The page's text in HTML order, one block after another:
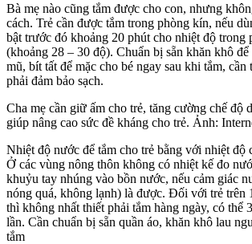
Bà mẹ nào cũng tắm được cho con, nhưng
cách. Trẻ cần được tắm trong phòng kín, nếu
bật trước đó khoảng 20 phút cho nhiệt độ trong
(khoảng 28 – 30 độ). Chuẩn bị sẵn khăn khô
mũ, bít tất để mặc cho bé ngay sau khi tắm, cần
phải đảm bảo sạch.
Cha mẹ cần giữ ấm cho trẻ, tăng cường chế độ
giúp nâng cao sức đề kháng cho trẻ. Ảnh:
Nhiệt độ nước để tắm cho trẻ bằng với nhiệt độ
Ở các vùng nông thôn không có nhiệt kế đo
khuỷu tay nhúng vào bồn nước, nếu cảm giác
nóng quá, không lạnh) là được. Đối với trẻ trên
thì không nhất thiết phải tắm hàng ngày, có thể
lần. Cần chuẩn bị sẵn quần áo, khăn khô lau
tắm